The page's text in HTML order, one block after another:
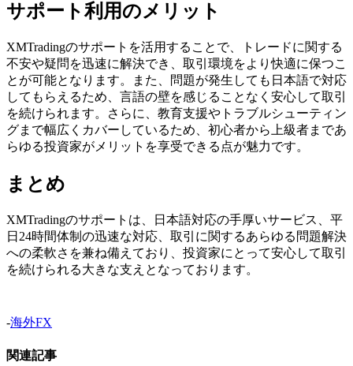
サポート利用のメリット
XMTradingのサポートを活用することで、トレードに関する
不安や疑問を迅速に解決でき、取引環境をより快適に保つこ
とが可能となります。また、問題が発生しても日本語で対応
してもらえるため、言語の壁を感じることなく安心して取引
を続けられます。さらに、教育支援やトラブルシューティン
グまで幅広くカバーしているため、初心者から上級者まであ
らゆる投資家がメリットを享受できる点が魅力です。
まとめ
XMTradingのサポートは、日本語対応の手厚いサービス、平
日24時間体制の迅速な対応、取引に関するあらゆる問題解決
への柔軟さを兼ね備えており、投資家にとって安心して取引
を続けられる大きな支えとなっております。
-海外FX
関連記事